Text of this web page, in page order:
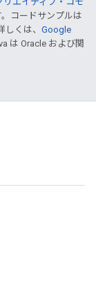
コードサンプルは
くは、 Google
は Oracle および関